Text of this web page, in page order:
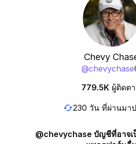
Chevy
@chevychase
779.5K ผู้ติดต
230 วัน ที่ผ่านมา
@chevychase บัญชีที่อาจ